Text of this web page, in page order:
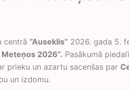
centrā “Auseklis” 2026. gada 5.
2026”. Pasākumā
prieku un azartu sacenšas par
un izdomu.